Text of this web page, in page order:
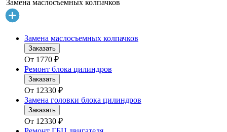
Замена маслосъемных колпачков
Замена маслосъемных колпачков
Заказать
От 1770 ₽
Ремонт блока цилиндров
Заказать
От 12330 ₽
Замена головки блока цилиндров
Заказать
От 12330 ₽